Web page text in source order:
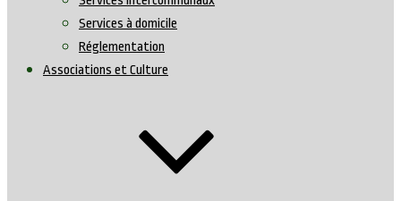
Services à domicile
Réglementation
Associations et Culture